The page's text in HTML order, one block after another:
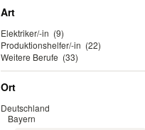
Art
Elektriker/-in (9)
Produktionshelfer/-in (22)
Weitere Berufe (33)
Ort
Deutschland
Bayern